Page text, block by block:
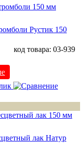
Рустик 150
код товара: 03-939
лак Натур